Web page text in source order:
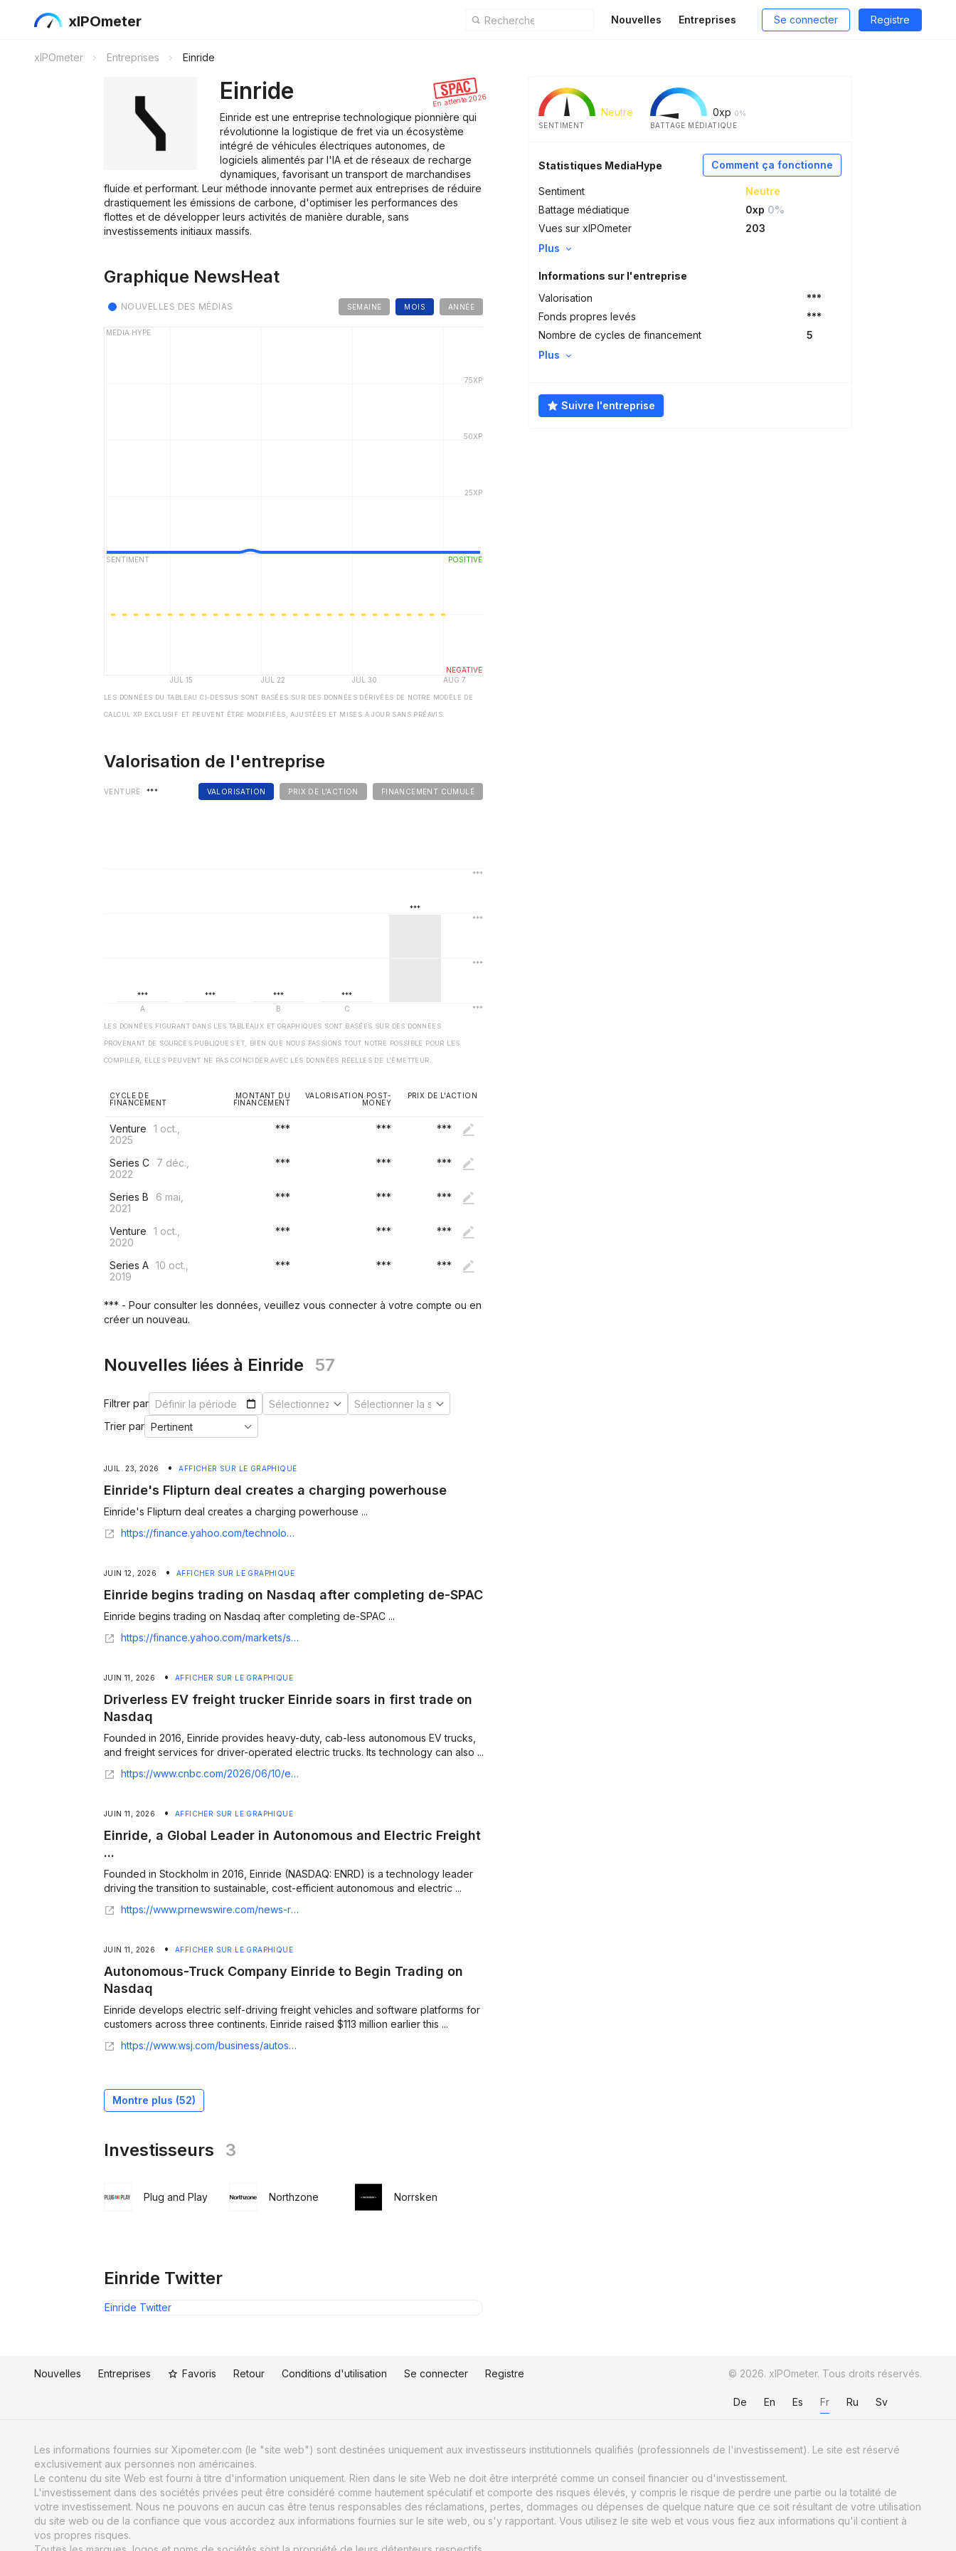
xIPOmeter Nouvelles Entreprises Se connecter Registre
xIPOmeter Entreprises Einride
En attente 2026
Einride
Einride est une entreprise technologique pionnière qui
révolutionne la logistique de fret via un écosystème
intégré de véhicules électriques autonomes, de
logiciels alimentés par l'IA et de réseaux de recharge
dynamiques, favorisant un transport de marchandises
fluide et performant. Leur méthode innovante permet aux entreprises de réduire
drastiquement les émissions de carbone, d'optimiser les performances des
flottes et de développer leurs activités de manière durable, sans
investissements initiaux massifs.
Neutre
SENTIMENT
0xp 0%
BATTAGE MÉDIATIQUE
Comment ça fonctionne
Statistiques MediaHype
Sentiment
Neutre
Battage médiatique
0xp 0%
Vues sur xIPOmeter
203
Plus
Informations sur l'entreprise
Valorisation
***
Fonds propres levés
***
Nombre de cycles de financement
5
Plus
Suivre l'entreprise
Graphique NewsHeat
SEMAINE MOIS ANNÉE
NOUVELLES DES MÉDIAS
LES DONNÉES DU TABLEAU CI-DESSUS SONT BASÉES SUR DES DONNÉES DÉRIVÉES DE NOTRE MODÈLE DE
CALCUL XP EXCLUSIF ET PEUVENT ÊTRE MODIFIÉES, AJUSTÉES ET MISES À JOUR SANS PRÉAVIS.
Valorisation de l'entreprise
VALORISATION PRIX DE L'ACTION FINANCEMENT CUMULÉ
VENTURE ***
LES DONNÉES FIGURANT DANS LES TABLEAUX ET GRAPHIQUES SONT BASÉES SUR DES DONNÉES
PROVENANT DE SOURCES PUBLIQUES ET, BIEN QUE NOUS FASSIONS TOUT NOTRE POSSIBLE POUR LES
COMPILER, ELLES PEUVENT NE PAS COÏNCIDER AVEC LES DONNÉES RÉELLES DE L'ÉMETTEUR.
CYCLE DE
FINANCEMENT
MONTANT DU
FINANCEMENT
VALORISATION POST-
MONEY
PRIX DE L'ACTION
Venture
1 oct.,
2025
*** *** ***
Series C
7 déc.,
2022
*** *** ***
Series B
6 mai,
2021
*** *** ***
Venture
1 oct.,
2020
*** *** ***
Series A 10 oct.,
2019
*** *** ***
*** - Pour consulter les données, veuillez vous connecter à votre compte ou en
créer un nouveau.
Nouvelles liées à Einride 57
Filtrer par
Trier par
JUIL. 23, 2026 • AFFICHER SUR LE GRAPHIQUE
Einride's Flipturn deal creates a charging powerhouse
Einride's Flipturn deal creates a charging powerhouse ...
https://finance.yahoo.com/technology/ai/articles/einride-flipturn-deal-creates-charging-181730079.html
JUIN 12, 2026 • AFFICHER SUR LE GRAPHIQUE
Einride begins trading on Nasdaq after completing de-SPAC
Einride begins trading on Nasdaq after completing de-SPAC ...
https://finance.yahoo.com/markets/stocks/articles/einride-begins-trading-nasdaq-completing-142107479.html
JUIN 11, 2026 • AFFICHER SUR LE GRAPHIQUE
Driverless EV freight trucker Einride soars in first trade on
Nasdaq
Founded in 2016, Einride provides heavy-duty, cab-less autonomous EV trucks,
and freight services for driver-operated electric trucks. Its technology can also ...
https://www.cnbc.com/2026/06/10/einride-autonomous-freight-truck-first-trade-nasdaq-spac.html
JUIN 11, 2026 • AFFICHER SUR LE GRAPHIQUE
Einride, a Global Leader in Autonomous and Electric Freight
...
Founded in Stockholm in 2016, Einride (NASDAQ: ENRD) is a technology leader
driving the transition to sustainable, cost-efficient autonomous and electric ...
https://www.prnewswire.com/news-releases/einride-a-global-leader-in-autonomous-and-electric-freight-commences-trading-on-nasdaq-under-tickers-enrd-and-enrdw-302796841.html
JUIN 11, 2026 • AFFICHER SUR LE GRAPHIQUE
Autonomous-Truck Company Einride to Begin Trading on
Nasdaq
Einride develops electric self-driving freight vehicles and software platforms for
customers across three continents. Einride raised $113 million earlier this ...
https://www.wsj.com/business/autos/autonomous-truck-company-einride-to-begin-trading-on-nasdaq-cde6a2f0
Montre plus (52)
Investisseurs 3
Plug and Play Northzone Norrsken
Einride Twitter
Einride Twitter
Nouvelles Entreprises Favoris Retour Conditions d'utilisation Se connecter Registre © 2026. xIPOmeter. Tous droits réservés.
De En Es Fr Ru Sv
Les informations fournies sur Xipometer.com (le "site web") sont destinées uniquement aux investisseurs institutionnels qualifiés (professionnels de l'investissement). Le site est réservé
exclusivement aux personnes non américaines.
Le contenu du site Web est fourni à titre d'information uniquement. Rien dans le site Web ne doit être interprété comme un conseil financier ou d'investissement.
L'investissement dans des sociétés privées peut être considéré comme hautement spéculatif et comporte des risques élevés, y compris le risque de perdre une partie ou la totalité de
votre investissement. Nous ne pouvons en aucun cas être tenus responsables des réclamations, pertes, dommages ou dépenses de quelque nature que ce soit résultant de votre utilisation
du site web ou de la confiance que vous accordez aux informations fournies sur le site web, ou s'y rapportant. Vous utilisez le site web et vous vous fiez aux informations qu'il contient à
vos propres risques.